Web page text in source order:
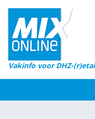
Vakinfo voor DHZ-
Home
Magazines
DHZ Sessie